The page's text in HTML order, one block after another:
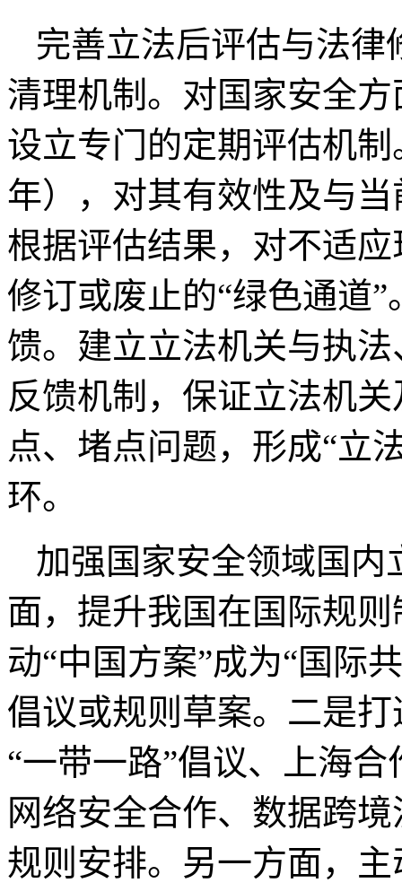
完善立法后评估与法
清理机制。对国家安全
设立专门的定期评估机
年），对其有效性及与
根据评估结果，对不适
修订或废止的“绿色通道
馈。建立立法机关与执
反馈机制，保证立法机
点、堵点问题，形成“
环。
加强国家安全领域国
面，提升我国在国际规
动“中国方案”成为“国际
倡议或规则草案。二是
“一带一路”倡议、上海
网络安全合作、数据跨
规则安排。另一方面，